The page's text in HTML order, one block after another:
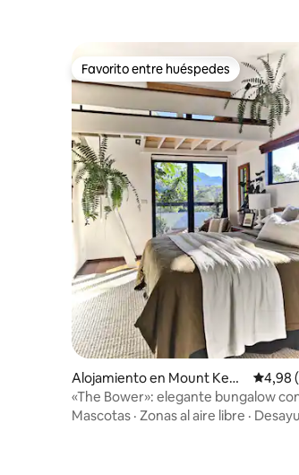
Favorito entre huéspedes
Favorito entre huéspedes
Alojamiento en Mount Kem
bla
4,98
«The Bower»: elegante bungalow
jardín en Mount Kembla
Mascotas · Zonas al aire libre ·